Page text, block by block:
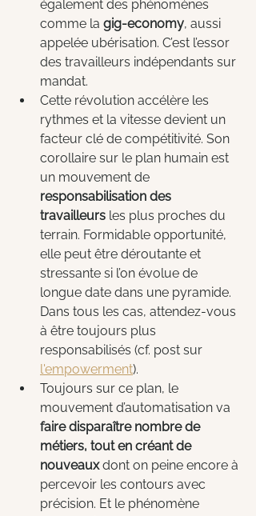
également des phénomènes
comme la gig-economy, aussi
appelée ubérisation. C’est l’essor
des travailleurs indépendants sur
mandat.
Cette révolution accélère les
rythmes et la vitesse devient un
facteur clé de compétitivité. Son
corollaire sur le plan humain est
un mouvement de
responsabilisation des
travailleurs les plus proches du
terrain. Formidable opportunité,
elle peut être déroutante et
stressante si l’on évolue de
longue date dans une pyramide.
Dans tous les cas, attendez-vous
à être toujours plus
responsabilisés (cf. post sur
l'empowerment).
Toujours sur ce plan, le
mouvement d’automatisation va
faire disparaître nombre de
métiers, tout en créant de
nouveaux dont on peine encore à
percevoir les contours avec
précision. Et le phénomène